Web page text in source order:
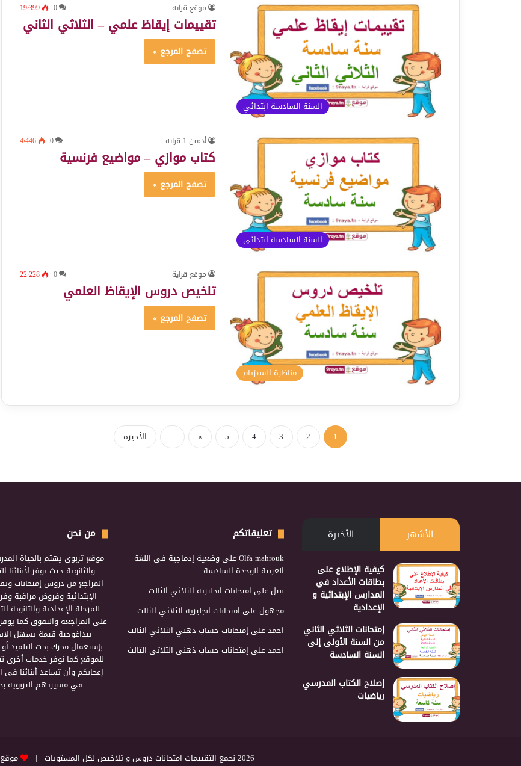
السنة السادسة ابتدائي
موقع قراية 0 19٬399
تقييمات إيقاظ علمي – الثلاثي الثاني
تصفح المرجع »
السنة السادسة ابتدائي
أدمين 1 قراية 0 4٬446
كتاب موازي – مواضيع فرنسية
تصفح المرجع »
مناظرة السيزيام
موقع قراية 0 22٬228
تلخيص دروس الإيقاظ العلمي
تصفح المرجع »
1
2
3
4
5
»
... الأخيرة
الأشهر الأخيرة
كيفية الإطلاع على
بطاقات الأعداد في
المدارس الإبتدائية و
الإعدادية
إمتحانات الثلاثي الثاني
من السنة الأولى إلى
السنة السادسة
إصلاح الكتاب المدرسي
رياضيات
تعليقاتكم
Olfa mahroukعلىوضعية إدماجية في اللغة
العربية الوحدة السادسة
نبيلعلى امتحانات انجليزية الثلاثي الثالث
مجهولعلى امتحانات انجليزية الثلاثي الثالث
احمدعلىإمتحانات حساب ذهني الثلاثي الثالث
احمدعلىإمتحانات حساب ذهني الثلاثي الثالث
من نحن
موقع تربوي يهتم بالحياة
والثانوية حيث يوفر لأبنائنا
المراجع من دروس إمتحانات
الإبتدائية وفروض مراقبة
للمرحلة الإعدادية
على المراجعة والتفوق كما
بيداغوجية قيمة يسهل
بإستعمال محرك بحث التلميذ
للموقع كما نوفر خدمات أخرى
إعجابكم وأن تساعد أبنائنا في
في مسيرتهم التربوية
2026 نجمع التقييمات امتحانات دروس و تلاخيص لكل المستويات |